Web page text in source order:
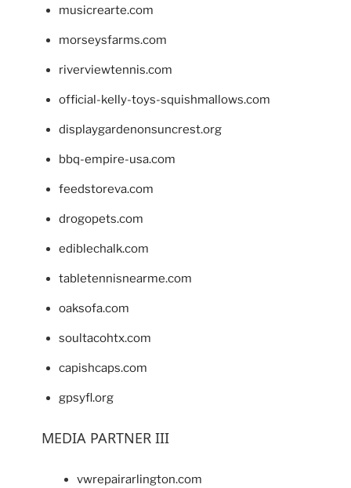
musicrearte.com
morseysfarms.com
riverviewtennis.com
official-kelly-toys-squishmallows.com
displaygardenonsuncrest.org
bbq-empire-usa.com
feedstoreva.com
drogopets.com
ediblechalk.com
tabletennisnearme.com
oaksofa.com
soultacohtx.com
capishcaps.com
gpsyfl.org
MEDIA PARTNER III
vwrepairarlington.com